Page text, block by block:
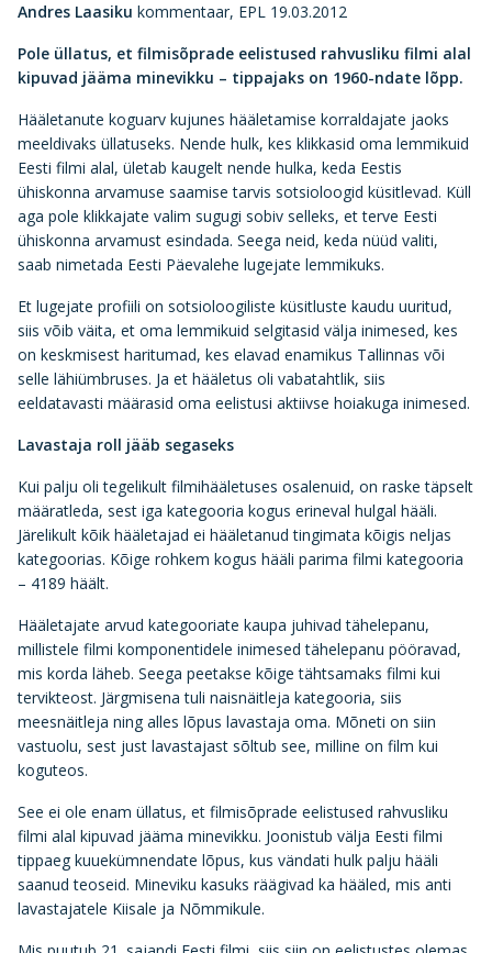
Andres Laasiku kommentaar, EPL 19.03.2012
Pole üllatus, et filmisõprade eelistused rahvusliku filmi alal
kipuvad jääma minevikku – tippajaks on 1960-ndate lõpp.
Hääletanute koguarv kujunes hääletamise korraldajate jaoks
meeldivaks üllatuseks. Nende hulk, kes klikkasid oma lemmikuid
Eesti filmi alal, ületab kaugelt nende hulka, keda Eestis
ühiskonna arvamuse saamise tarvis sotsioloogid küsitlevad. Küll
aga pole klikkajate valim sugugi sobiv selleks, et terve Eesti
ühiskonna arvamust esindada. Seega neid, keda nüüd valiti,
saab nimetada Eesti Päevalehe lugejate lemmikuks.
Et lugejate profiili on sotsioloogiliste küsitluste kaudu uuritud,
siis võib väita, et oma lemmikuid selgitasid välja inimesed, kes
on keskmisest haritumad, kes elavad enamikus Tallinnas või
selle lähiümbruses. Ja et hääletus oli vabatahtlik, siis
eeldatavasti määrasid oma eelistusi aktiivse hoiakuga inimesed.
Lavastaja roll jääb segaseks
Kui palju oli tegelikult filmihääletuses osalenuid, on raske täpselt
määratleda, sest iga kategooria kogus erineval hulgal hääli.
Järelikult kõik hääletajad ei hääletanud tingimata kõigis neljas
kategoorias. Kõige rohkem kogus hääli parima filmi kategooria
– 4189 häält.
Hääletajate arvud kategooriate kaupa juhivad tähelepanu,
millistele filmi komponentidele inimesed tähelepanu pööravad,
mis korda läheb. Seega peetakse kõige tähtsamaks filmi kui
tervikteost. Järgmisena tuli naisnäitleja kategooria, siis
meesnäitleja ning alles lõpus lavastaja oma. Mõneti on siin
vastuolu, sest just lavastajast sõltub see, milline on film kui
koguteos.
See ei ole enam üllatus, et filmisõprade eelistused rahvusliku
filmi alal kipuvad jääma minevikku. Joonistub välja Eesti filmi
tippaeg kuuekümnendate lõpus, kus vändati hulk palju hääli
saanud teoseid. Mineviku kasuks räägivad ka hääled, mis anti
lavastajatele Kiisale ja Nõmmikule.